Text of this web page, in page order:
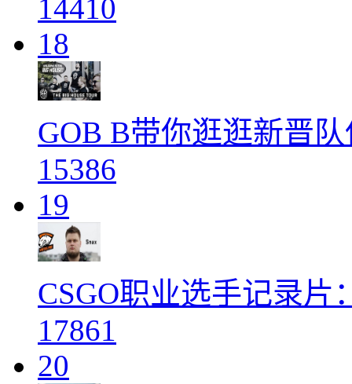
14410
18
GOB B带你逛逛新晋
15386
19
CSGO职业选手记录片
17861
20